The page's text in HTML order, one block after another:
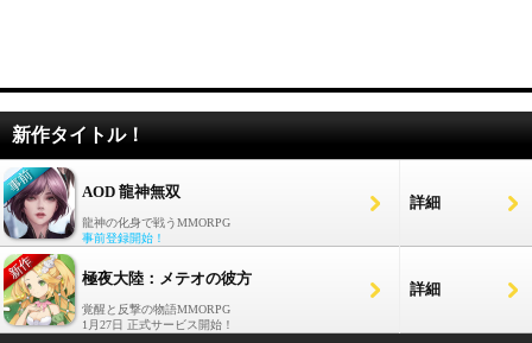
新作タイトル！
AOD 龍神無双
龍神の化身で戦うMMORPG
事前登録開始！
詳細
極夜大陸：メテオの彼方
覚醒と反撃の物語MMORPG
1月27日 正式サービス開始！
詳細